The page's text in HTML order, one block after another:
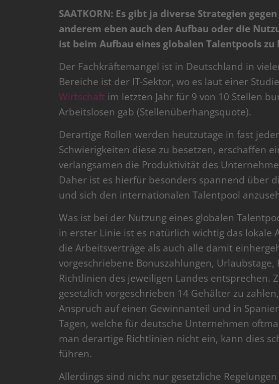
SAATKORN: Es gibt ja diverse Strategien
anderem eben auch den Aufbau oder die
ist beim Aufbau eines globalen Talentpools
Der Fachkräftemangel ist in Deutschland in
Bereiche ist der IT-Sektor, wo es laut einer
Wirtschaft im letzten Jahr für 9 von 10 Stellen
Arbeitslosen gab (Stellenüberhangsquote).
Derartige Rollen werden heutzutage in fast
Schwierigkeiten diese zu besetzen, erschaffen
verlangsamen die Produktivität des
Daher ist es hierfür besonders spannend über
und sich den internationalen Talentpool
Was ist bei der Nutzung eines globalen
in erster Linie ist es natürlich wichtig das lokale
die Arbeitsverträge als auch alle damit
vorgeschriebene Bonuszahlungen,
Richtlinien des jeweiligen Landes entsprechen.
gesetzlich vorgeschrieben 14 Gehälter zu
Anspruch auf einen Gewinnanteil und in
Tagen, welche für deutsche Unternehmen
man derartige Richtlinien nicht ein, kann dies
führen.
Allerdings sind nicht nur gesetzliche